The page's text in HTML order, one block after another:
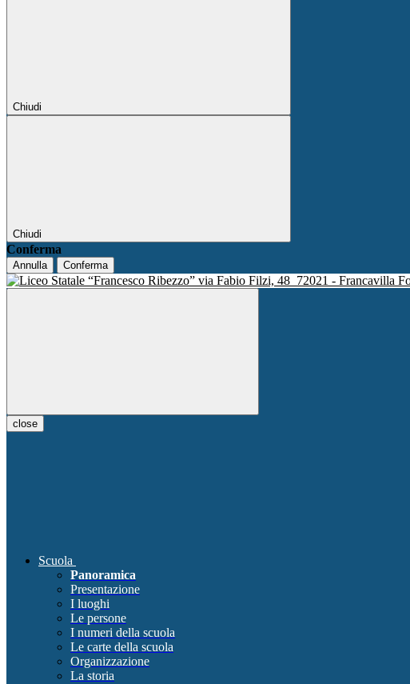
Chiudi
Chiudi
Conferma
Annulla Conferma
via Fabio Filzi, 48 72021 - Francavilla
close
Scuola
Panoramica
Presentazione
I luoghi
Le persone
I numeri della scuola
Le carte della scuola
Organizzazione
La storia